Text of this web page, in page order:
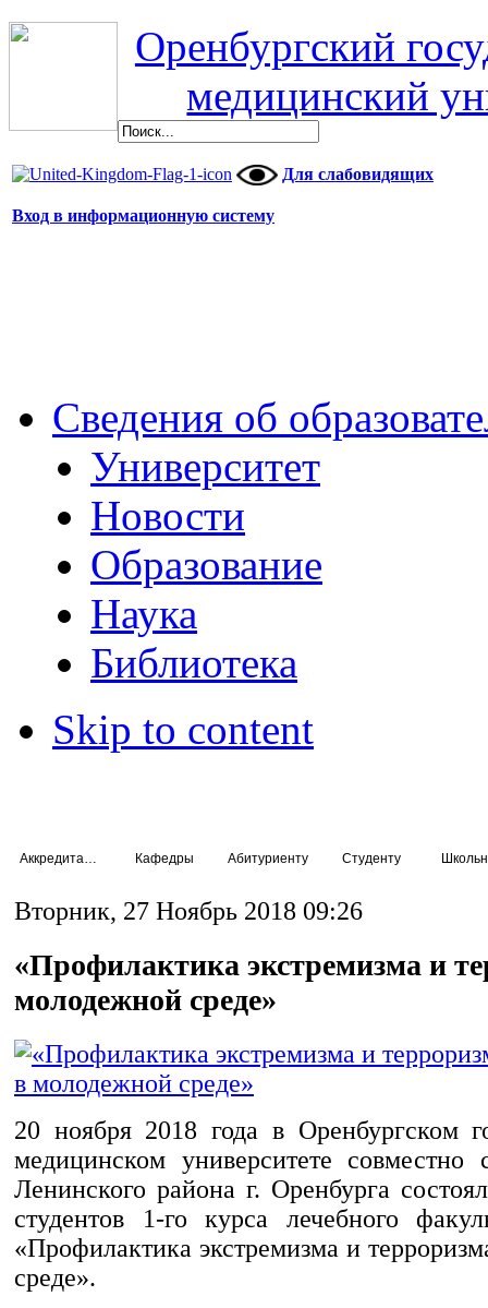
Оренбургский
медицинский
Для слабовидящих
Вход в информационную систему
Сведения об
Университет
Новости
Образование
Наука
Библиотека
Skip to content
Кафедры Абитуриенту Студенту
Вторник, 27 Ноябрь 2018 09:26
«Профилактика экстремизма и
молодежной среде»
20 ноября 2018 года в Оренбургском
медицинском университете совместно
Ленинского района г. Оренбурга
студентов 1-го курса лечебного
«Профилактика экстремизма и
среде».